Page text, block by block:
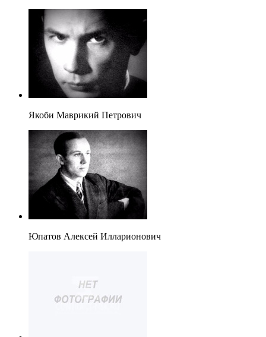
Якоби Маврикий Петрович
Юпатов Алексей Илларионович